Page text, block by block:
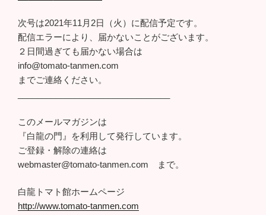
次号は2021年11月2日（火）に配信予定です。
配信エラーにより、届かないことがございます。
２日間過ぎても届かない場合は
info@tomato-tanmen.com
までご連絡ください。
このメールマガジンは
『白龍の門』を利用して発行しています。
ご登録・解除の連絡は
webmaster@tomato-tanmen.com まで。
白龍トマト館ホームページ
http://www.tomato-tanmen.com